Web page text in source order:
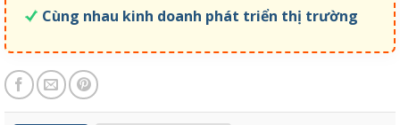
Cùng nhau kinh doanh phát triển thị trường